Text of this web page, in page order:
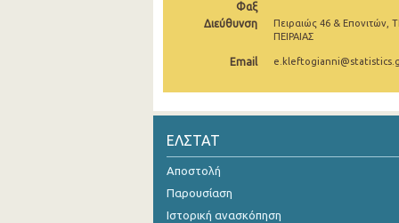
Αυγούστου 2024
Ιουλίου 2024
Μαΐου 2024
Φεβρουαρίου 2024
Φαξ
Διεύθυνση
Πειραιώς 46 & Επονιτών,
ΠΕΙΡΑΙΑΣ
Email
ΕΛΣΤΑΤ
Αποστολή
Παρουσίαση
Ιστορική ανασκόπηση